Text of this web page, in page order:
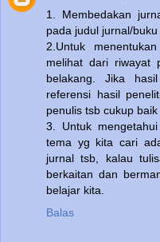
1. Membedakan
pada judul jurnal/buku
2.Untuk
melihat dari riwayat
belakang. Jika
referensi hasil
penulis tsb cukup baik
3. Untuk
tema yg kita cari
jurnal tsb, kalau
berkaitan dan
belajar kita.
Balas